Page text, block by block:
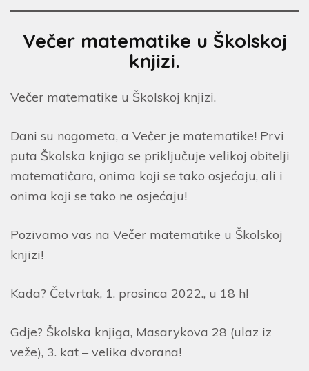
Večer matematike u Školskoj
knjizi.
Večer matematike u Školskoj knjizi.
Dani su nogometa, a Večer je matematike! Prvi
puta Školska knjiga se priključuje velikoj obitelji
matematičara, onima koji se tako osjećaju, ali i
onima koji se tako ne osjećaju!
Pozivamo vas na Večer matematike u Školskoj
knjizi!
Kada? Četvrtak, 1. prosinca 2022., u 18 h!
Gdje? Školska knjiga, Masarykova 28 (ulaz iz
veže), 3. kat – velika dvorana!